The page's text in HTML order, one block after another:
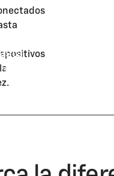
Fi¹ para conectar
a la vez